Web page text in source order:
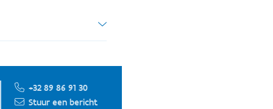
geven op een
+32 89 86 91 30
Stuur een bericht